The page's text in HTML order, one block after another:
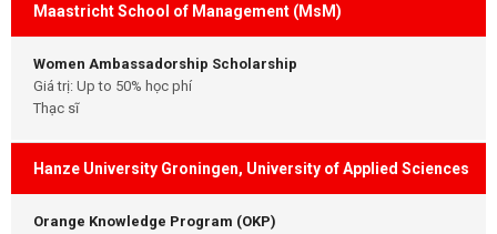
Maastricht School of Management (MsM)
Women Ambassadorship Scholarship
Giá trị: Up to 50% học phí
Thạc sĩ
Hanze University Groningen, University of Applied Sciences
Orange Knowledge Program (OKP)